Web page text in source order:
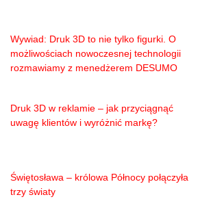
Wywiad: Druk 3D to nie tylko figurki. O
możliwościach nowoczesnej technologii
rozmawiamy z menedżerem DESUMO
Druk 3D w reklamie – jak przyciągnąć
uwagę klientów i wyróżnić markę?
Świętosława – królowa Północy połączyła
trzy światy